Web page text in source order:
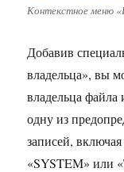
Контекстное меню
Добавив
владельца», вы
владельца
одну из
записей,
«SYSTEM» или